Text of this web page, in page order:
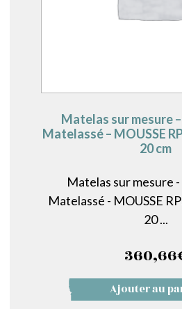
Matelas sur mesure
Matelassé – MOUSSE
20 cm
Matelas sur mesure
Matelassé - MOUSSE
20 ...
360,66
Ajouter au